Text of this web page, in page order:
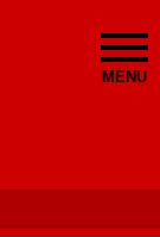
MENU